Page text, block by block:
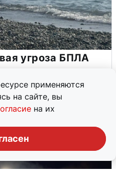
применяются
на сайте, вы
на их
угроза БПЛА